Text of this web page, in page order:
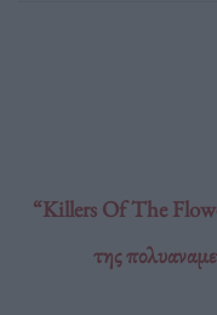
“Killers Of The
της